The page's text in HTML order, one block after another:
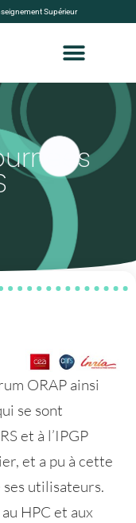
Supérieur
ORAP ainsi
se sont
et à l’IPGP
et a pu à cette
utilisateurs.
HPC et aux